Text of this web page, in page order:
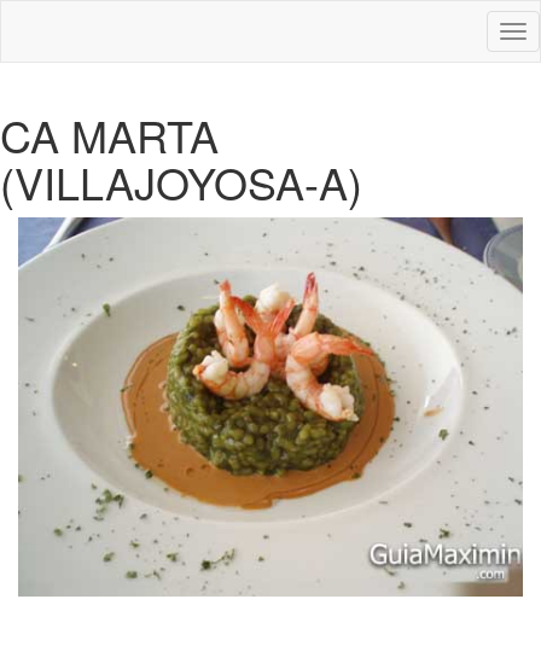
CA MARTA
(VILLAJOYOSA-A)